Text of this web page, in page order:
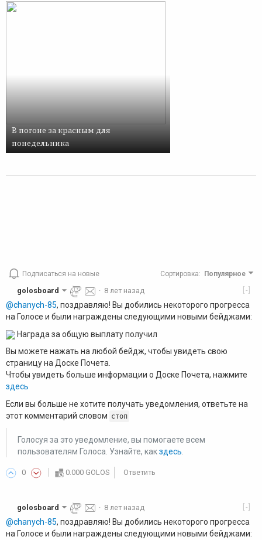
В погоне за красным для
понедельника
Подписаться на новые Сортировка: Популярное
[-]
golosboard · 8 лет назад
@chanych-85, поздравляю! Вы добились некоторого прогресса
на Голосе и были награждены следующими новыми бейджами:
Награда за общую выплату получил
Вы можете нажать на любой бейдж, чтобы увидеть свою
страницу на Доске Почета.
Чтобы увидеть больше информации о Доске Почета, нажмите
здесь
Если вы больше не хотите получать уведомления, ответьте на
этот комментарий словом стоп
Голосуя за это уведомление, вы помогаете всем
пользователям Голоса. Узнайте, какздесь
0 0.000 GOLOS Ответить
[-]
golosboard · 8 лет назад
@chanych-85, поздравляю! Вы добились некоторого прогресса
на Голосе и были награждены следующими новыми бейджами: